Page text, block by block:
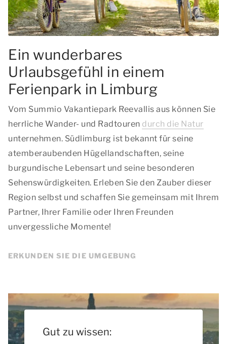
Ein wunderbares
Urlaubsgefühl in einem
Ferienpark in Limburg
Vom Summio Vakantiepark Reevallis aus können Sie
herrliche Wander- und Radtouren durch die Natur
unternehmen. Südlimburg ist bekannt für seine
atemberaubenden Hügellandschaften, seine
burgundische Lebensart und seine besonderen
Sehenswürdigkeiten. Erleben Sie den Zauber dieser
Region selbst und schaffen Sie gemeinsam mit Ihrem
Partner, Ihrer Familie oder Ihren Freunden
unvergessliche Momente!
ERKUNDEN SIE DIE UMGEBUNG
Gut zu wissen: